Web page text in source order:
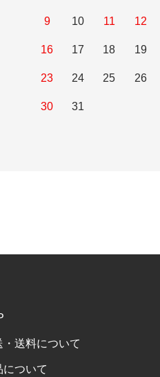
9 10 11 12
16 17 18 19
23 24 25 26
30 31
・送料について
について